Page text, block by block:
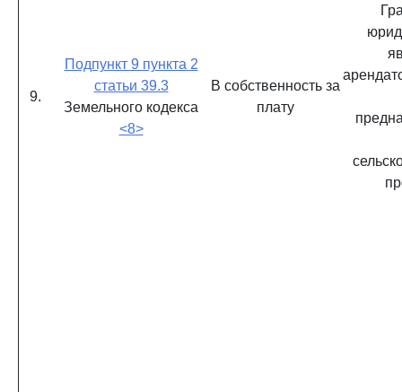
9.
Подпункт 9 пункта 2
статьи 39.3
Земельного кодекса
<8>
В собственность за
плату